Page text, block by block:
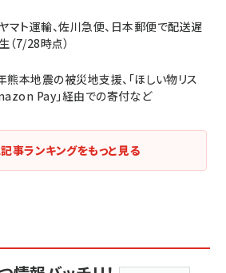
マト運輸、佐川急便、日本郵便で配送遅
7/28時点）
本地震の被災地支援、「ほしい物リス
Pay」経由での寄付など
事ランキングをもっと見る